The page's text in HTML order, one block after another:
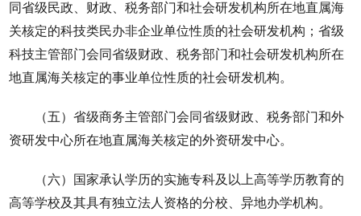
同省级民政、财政、税务部门和社会研发机构所在地直属海
关核定的科技类民办非企业单位性质的社会研发机构；省级
科技主管部门会同省级财政、税务部门和社会研发机构所在
地直属海关核定的事业单位性质的社会研发机构。
（五）省级商务主管部门会同省级财政、税务部门和外
资研发中心所在地直属海关核定的外资研发中心。
（六）国家承认学历的实施专科及以上高等学历教育的
高等学校及其具有独立法人资格的分校、异地办学机构。